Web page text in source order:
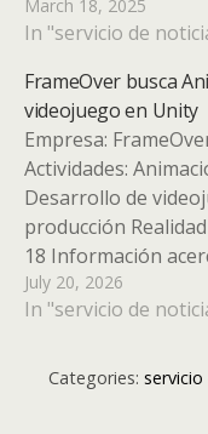
March 18, 2025
In "servicio de
FrameOver busca
videojuego en Unity
Empresa:
Actividades:
Desarrollo de
producción
18 Información
FrameOver realiza
todo tipo de clientes
July 20, 2026
In "servicio de
Categories: